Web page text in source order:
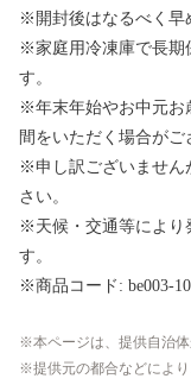
※開封後はなるべく早
※家庭用冷凍庫で長期
す。
※年末年始やお中元お
間をいただく場合がご
※申し訳ございません
さい。
※天候・交通等により
す。
※商品コード: be003-
本ページは、提供自治
提供元の都合などによ